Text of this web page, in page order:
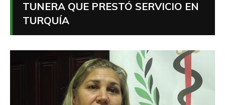
TUNERA QUE PRESTÓ SERVICIO EN
TURQUÍA